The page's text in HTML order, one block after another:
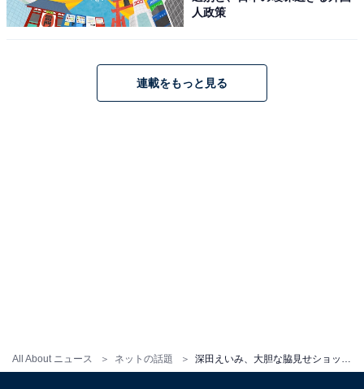
All About ニュース ネットの話題
人政策
連載をもっと見る